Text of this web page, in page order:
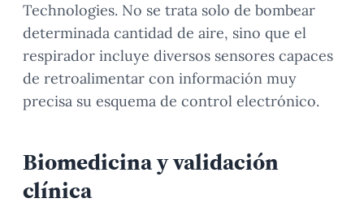
Technologies. No se trata solo de bombear
determinada cantidad de aire, sino que el
respirador incluye diversos sensores capaces
de retroalimentar con información muy
precisa su esquema de control electrónico.
Biomedicina y validación
clínica